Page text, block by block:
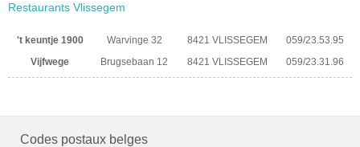
Restaurants Vlissegem
't keuntje 1900 Warvinge 32 8421 VLISSEGEM
059/23.53.95
Vijfwege
Brugsebaan 12 8421 VLISSEGEM 059/23.31.96
Codes postaux belges